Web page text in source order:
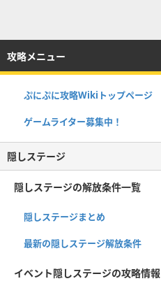
攻略メニュー
ぷにぷに攻略Wikiトップページ
ゲームライター募集中！
隠しステージ
隠しステージの解放条件一覧
隠しステージまとめ
最新の隠しステージ解放条件
イベント隠しステージの攻略情報